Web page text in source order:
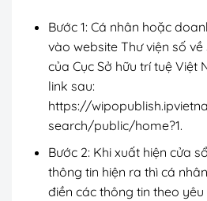
Bước 1: Cá nhân hoặc
vào website Thư viện số
của Cục Sở hữu trí tuệ Việt
link sau:
https://
search/public/home?1.
Bước 2: Khi xuất hiện cửa
thông tin hiện ra thì cá
điền các thông tin theo yêu